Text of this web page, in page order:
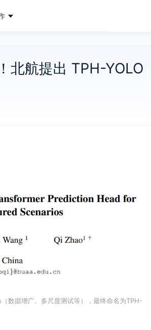
北航提出 TPH-YOLO
数据增广、多尺度测试等），最终命名为TPH-